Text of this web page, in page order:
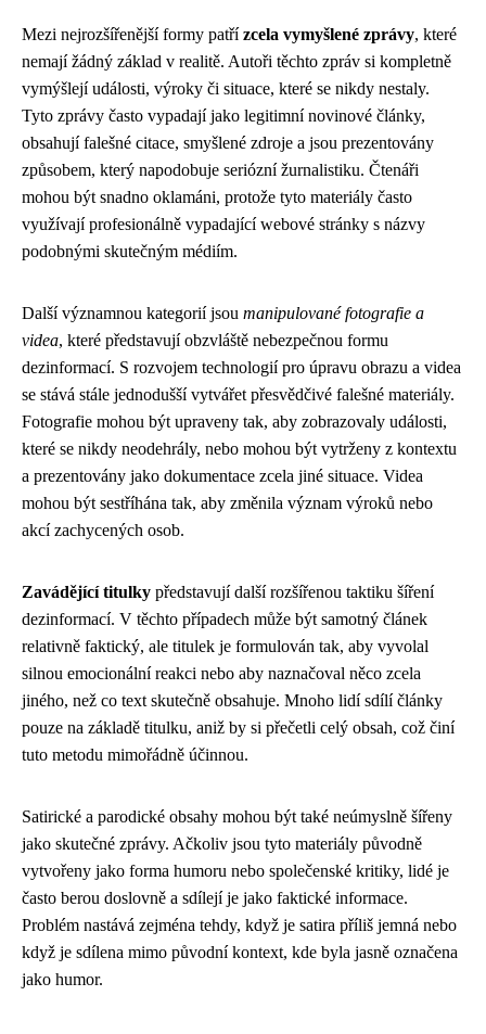
Mezi nejrozšířenější formy patřízcela vymyšlené zprávy, které
nemají žádný základ v realitě. Autoři těchto zpráv si kompletně
vymýšlejí události, výroky či situace, které se nikdy nestaly.
Tyto zprávy často vypadají jako legitimní novinové články,
obsahují falešné citace, smyšlené zdroje a jsou prezentovány
způsobem, který napodobuje seriózní žurnalistiku. Čtenáři
mohou být snadno oklamáni, protože tyto materiály často
využívají profesionálně vypadající webové stránky s názvy
podobnými skutečným médiím.
Další významnou kategorií jsou manipulované fotografie a
videa, které představují obzvláště nebezpečnou formu
dezinformací. S rozvojem technologií pro úpravu obrazu a videa
se stává stále jednodušší vytvářet přesvědčivé falešné materiály.
Fotografie mohou být upraveny tak, aby zobrazovaly události,
které se nikdy neodehrály, nebo mohou být vytrženy z kontextu
a prezentovány jako dokumentace zcela jiné situace. Videa
mohou být sestříhána tak, aby změnila význam výroků nebo
akcí zachycených osob.
Zavádějící titulky představují další rozšířenou taktiku šíření
dezinformací. V těchto případech může být samotný článek
relativně faktický, ale titulek je formulován tak, aby vyvolal
silnou emocionální reakci nebo aby naznačoval něco zcela
jiného, než co text skutečně obsahuje. Mnoho lidí sdílí články
pouze na základě titulku, aniž by si přečetli celý obsah, což činí
tuto metodu mimořádně účinnou.
Satirické a parodické obsahy mohou být také neúmyslně šířeny
jako skutečné zprávy. Ačkoliv jsou tyto materiály původně
vytvořeny jako forma humoru nebo společenské kritiky, lidé je
často berou doslovně a sdílejí je jako faktické informace.
Problém nastává zejména tehdy, když je satira příliš jemná nebo
když je sdílena mimo původní kontext, kde byla jasně označena
jako humor.